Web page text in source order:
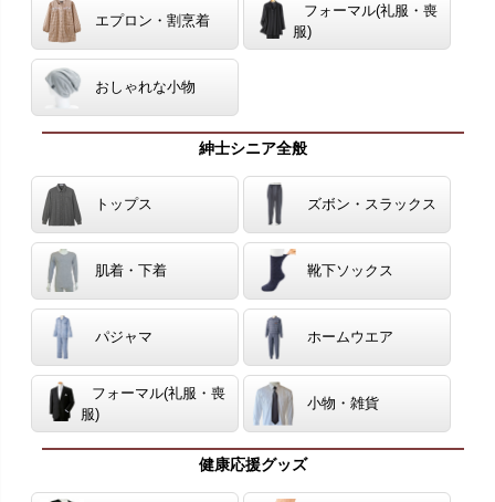
エプロン・割烹着
フォーマル(礼服・喪
服)
おしゃれな小物
紳士シニア全般
トップス ズボン・スラックス
肌着・下着 靴下ソックス
パジャマ ホームウエア
フォーマル(礼服・喪
服)
小物・雑貨
健康応援グッズ